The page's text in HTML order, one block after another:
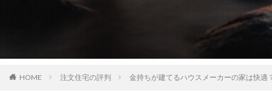
HOME 注文住宅の評判 金持ちが建てるハウスメーカーの家は快適